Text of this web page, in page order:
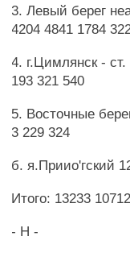
3. Левый берег
4204 4841 1784
4. г.Цимлянск -
193 321 540
5. Восточные
3 229 324
б. я.Приио'гский
Итого: 13233
- H -